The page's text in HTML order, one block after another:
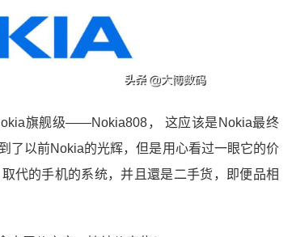
旗舰级——Nokia808， 这应该是Nokia最终
了以前Nokia的光辉，但是用心看过一眼它的价
代的手机的系统，并且還是二手货，即便品相